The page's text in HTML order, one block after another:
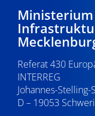
Referat 430
INTERREG
Johannes-Stelling-
D – 19053